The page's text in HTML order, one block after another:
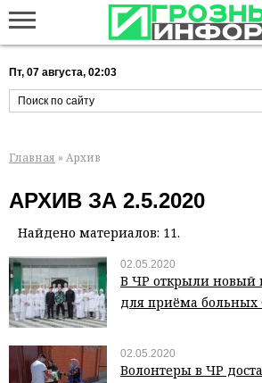
Пт, 07 августа, 02:03
Главная » Архив
АРХИВ ЗА 2.5.2020
Найдено материалов: 11.
02.05.2020
В ЧР открыли новый
для приёма больных
02.05.2020
Волонтеры в ЧР